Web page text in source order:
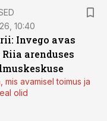
10:40
Invego avas
Riia arenduses
mis avamisel toimus ja
olid